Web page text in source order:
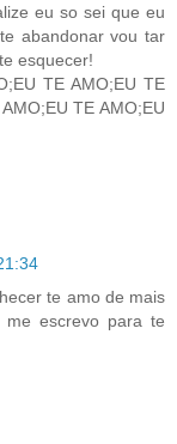
eu so sei que eu
abandonar vou tar
esquecer!
TE AMO;EU TE
TE AMO;EU
te amo de mais
escrevo para te